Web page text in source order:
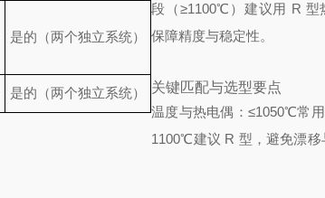
是的（两个独立系统）
是的（两个独立系统）
段（≥1100℃）建议用 R 型
保障精度与稳定性。
关键匹配与选型要点
温度与热电偶：≤1050℃常
1100℃建议 R 型，避免漂移